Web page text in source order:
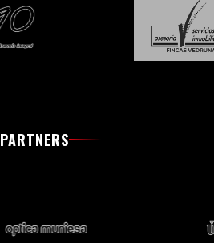
PARTNERS